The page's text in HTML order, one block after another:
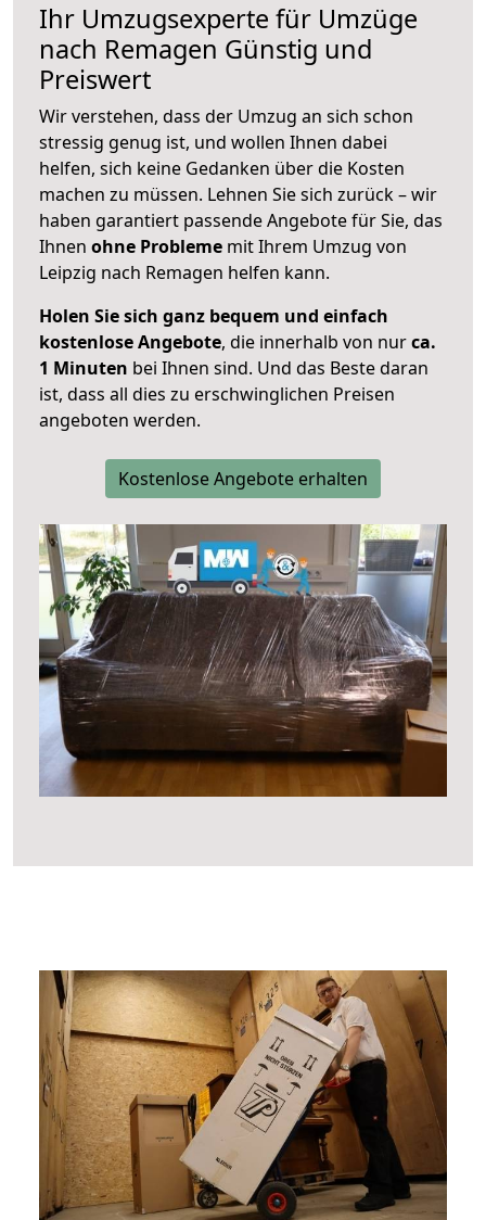
Ihr Umzugsexperte für Umzüge
nach Remagen Günstig und
Preiswert
Wir verstehen, dass der Umzug an sich schon
stressig genug ist, und wollen Ihnen dabei
helfen, sich keine Gedanken über die Kosten
machen zu müssen. Lehnen Sie sich zurück – wir
haben garantiert passende Angebote für Sie, das
Ihnen ohne Probleme mit Ihrem Umzug von
Leipzig nach Remagen helfen kann.
Holen Sie sich ganz bequem und einfach
kostenlose Angebote, die innerhalb von nurca.
1 Minuten bei Ihnen sind. Und das Beste daran
ist, dass all dies zu erschwinglichen Preisen
angeboten werden.
Kostenlose Angebote erhalten